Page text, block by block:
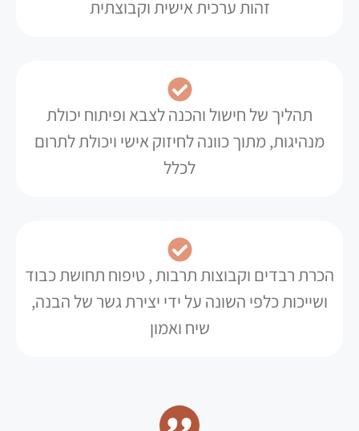
זהות ערכית אישית וקבוצתית
תהליך של חישול והכנה לצבא ופיתוח יכולת
מנהיגות, מתוך כוונה לחיזוק אישי ויכולת לתרום
לכלל
הכרת רבדים וקבוצות תרבות , טיפוח תחושת כבוד
ושייכות כלפי השונה על ידי יצירת גשר של הבנה,
שיח ואמון